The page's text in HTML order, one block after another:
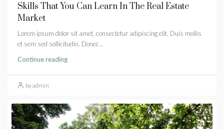
Skills That You Can Learn In The Real Estate
Market
Lorem ipsum dolor sit amet, consectetur adipiscing elit. Duis mollis
et sem sed sollicitudin. Donec...
Continue reading
by admin